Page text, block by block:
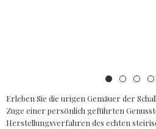
Erleben Sie die urigen Gemäuer der
Zuge einer persönlich geführten
Herstellungsverfahren des echten